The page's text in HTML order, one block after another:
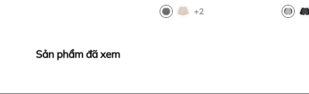
+2
Sản phẩm đã xem